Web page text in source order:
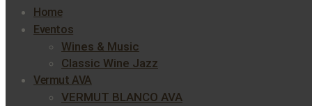
Home
Eventos
Wines & Music
Classic Wine Jazz
Vermut AVA
VERMUT BLANCO AVA